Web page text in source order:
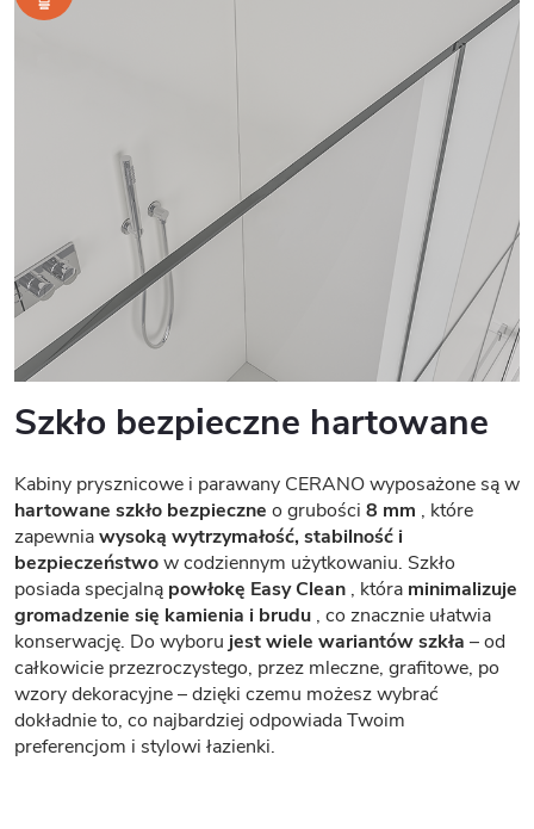
Szkło bezpieczne hartowane
Kabiny prysznicowe i parawany CERANO wyposażone są w
hartowane szkło bezpieczne o grubości 8 mm , które
zapewniawysoką wytrzymałość, stabilność i
bezpieczeństwow codziennym użytkowaniu. Szkło
posiada specjalną powłokę Easy Clean , która minimalizuje
gromadzenie się kamienia i brudu , co znacznie ułatwia
konserwację. Do wyboru jest wiele wariantów szkła – od
całkowicie przezroczystego, przez mleczne, grafitowe, po
wzory dekoracyjne – dzięki czemu możesz wybrać
dokładnie to, co najbardziej odpowiada Twoim
preferencjom i stylowi łazienki.